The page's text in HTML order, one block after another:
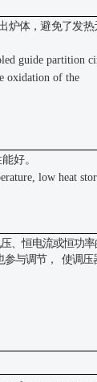
炉体，避免了发热
guide partition
oxidation of the
好。
low heat
、恒电流或恒功
与调节，
使调压